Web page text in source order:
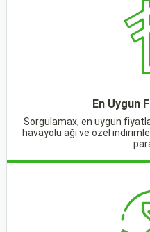
En Uygun
Sorgulamax, en uygun
havayolu ağı ve özel